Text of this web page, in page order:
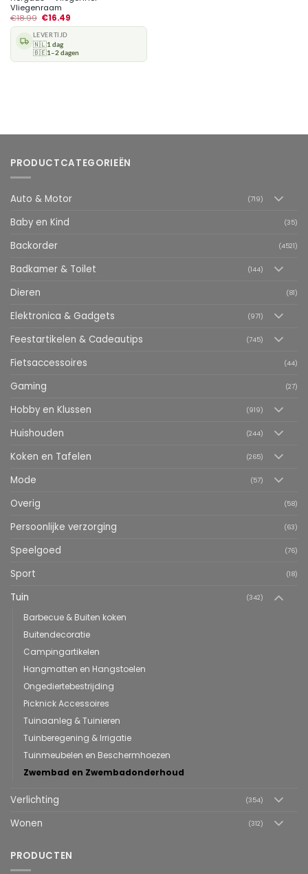
Vliegenraam
€18.99 €16.49
LEVERTIJD
🇳🇱1 dag
🇧🇪1–2 dagen
PRODUCTCATEGORIEËN
Auto & Motor (719)
Baby en Kind (35)
Backorder (4521)
Badkamer & Toilet (144)
Dieren (81)
Elektronica & Gadgets (971)
Feestartikelen & Cadeautips (745)
Fietsaccessoires (44)
Gaming (27)
Hobby en Klussen (919)
Huishouden (244)
Koken en Tafelen (265)
Mode (57)
Overig (58)
Persoonlijke verzorging (63)
Speelgoed (76)
Sport (18)
Tuin (342)
Barbecue & Buiten koken
Buitendecoratie
Campingartikelen
Hangmatten en Hangstoelen
Ongediertebestrijding
Picknick Accessoires
Tuinaanleg & Tuinieren
Tuinberegening & Irrigatie
Tuinmeubelen en Beschermhoezen
Zwembad en Zwembadonderhoud
Verlichting (354)
Wonen (312)
PRODUCTEN